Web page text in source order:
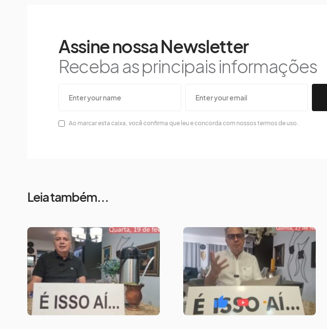
Assine nossa Newsletter
Receba as principais informações
Ao marcar esta caixa, você confirma que leu e concorda com nossos termos de uso.
Leia também...